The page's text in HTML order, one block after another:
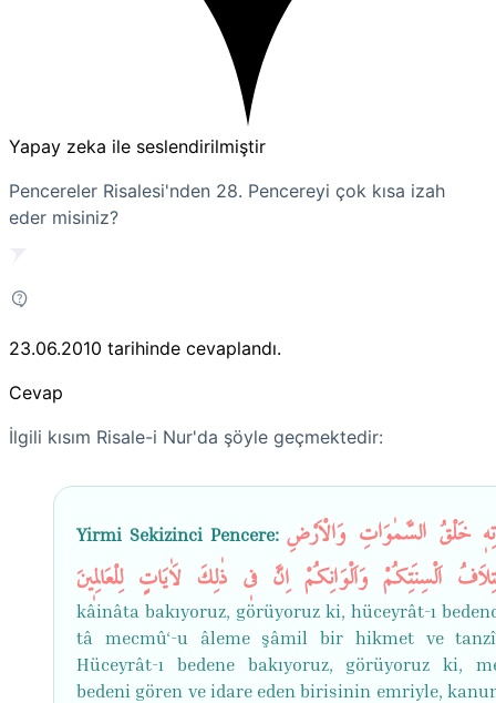
Yapay zeka ile seslendirilmiştir
Pencereler Risalesi'nden 28. Pencereyi çok kısa izah
eder misiniz?
23.06.2010 tarihinde cevaplandı.
Cevap
İlgili kısım Risale-i Nur'da şöyle geçmektedir:
Yirmi Sekizinci Pencere: خَلْقُ السَّمٰوَاتِ وَالْاَرْضِ
اَلْسِنَتِكُمْ وَاَلْوَانِكُمْ اِنَّ ف۪ي ذٰلِكَ لَاٰيَاتٍ لِلْعَالِم۪ينَ
kâinâta bakıyoruz, görüyoruz ki, hüceyrât-ı
tâ mecmû‘-u âleme şâmil bir hikmet ve
Hüceyrât-ı bedene bakıyoruz, görüyoruz ki,
bedeni gören ve idare eden birisinin emriyle,